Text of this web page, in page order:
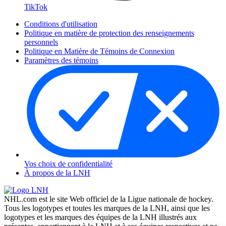
TikTok
Conditions d'utilisation
Politique en matière de protection des renseignements
personnels
Politique en Matière de Témoins de Connexion
Paramètres des témoins
Vos choix de confidentialité
À propos de la LNH
NHL.com est le site Web officiel de la Ligue nationale de hockey.
Tous les logotypes et toutes les marques de la LNH, ainsi que les
logotypes et les marques des équipes de la LNH illustrés aux